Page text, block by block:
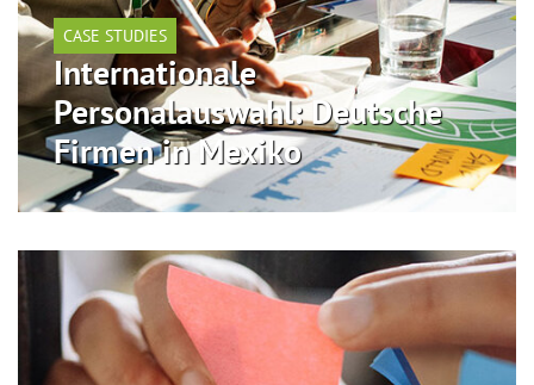
CASE STUDIES
Internationale
Personalauswahl: Deutsche
Firmen in Mexiko